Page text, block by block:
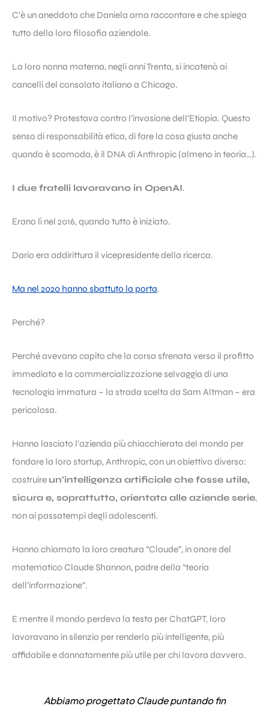
C’è un aneddoto che Daniela ama raccontare e che spiega
tutto della loro filosofia aziendale.
La loro nonna materna, negli anni Trenta, si incatenò ai
cancelli del consolato italiano a Chicago.
Il motivo? Protestava contro l’invasione dell’Etiopia. Questo
senso di responsabilità etica, di fare la cosa giusta anche
quando è scomoda, è il DNA di Anthropic (almeno in teoria…).
I due fratelli lavoravano in OpenAI.
Erano lì nel 2016, quando tutto è iniziato.
Dario era addirittura il vicepresidente della ricerca.
Ma nel 2020 hanno sbattuto la porta.
Perché?
Perché avevano capito che la corsa sfrenata verso il profitto
immediato e la commercializzazione selvaggia di una
tecnologia immatura – la strada scelta da Sam Altman – era
pericolosa.
Hanno lasciato l’azienda più chiacchierata del mondo per
fondare la loro startup, Anthropic, con un obiettivo diverso:
costruire un’intelligenza artificiale che fosse utile,
sicura e, soprattutto, orientata alle aziende serie,
non ai passatempi degli adolescenti.
Hanno chiamato la loro creatura “Claude”, in onore del
matematico Claude Shannon, padre della “teoria
dell’informazione”.
E mentre il mondo perdeva la testa per ChatGPT, loro
lavoravano in silenzio per renderlo più intelligente, più
affidabile e dannatamente più utile per chi lavora davvero.
Abbiamo progettato Claude puntando fin